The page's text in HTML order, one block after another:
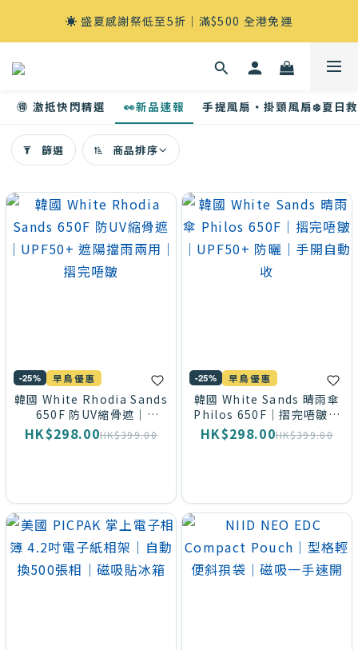
☀️ 盛夏感謝祭低至5折｜滿$500 全港免運
☀️ 盛夏感謝祭低至5折｜滿$500 全港免運
4
3
0
4
3
0
2
1
7
6
3
2
1
7
6
3
2
1
4
3
0
5
4
1
3
2
1
秒 即刻去睇
☀️ 盛夏感謝祭低至5折｜滿$500 全港免運
🉐 激抵快閃精選 👀新品速報 手提風扇・掛頸風扇❄️夏日
套
篩
選
色
黑色
(103)
👀新品速報
篩選 商品排序
-25% 早鳥優惠
韓國 White Rhodia Sands
650F 防UV縮骨遮｜
UPF50+ 遮陽擋雨兩用｜摺
HK$298.00HK$399.00
-25% 早鳥優惠
韓國 White Sands 晴雨傘
Philos 650F｜摺完唔皺｜
UPF50+ 防曬｜手開自動收
HK$298.00HK$399.00